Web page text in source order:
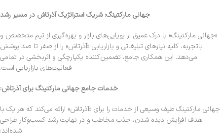
جهانی مارکتینگ: شریک استراتژیک آذرتاش در مسیر رشد
«جهانی مارکتینگ» با درک عمیق از پویایی‌های بازار و بهره‌گیری از تیم متخصص و
باتجربه، کلیه نیازهای تبلیغاتی و بازاریابی «آذرتاش» را از صفر تا صد پوشش
می‌دهد. این همکاری جامع، تضمین‌کننده یکپارچگی و اثربخشی در تمامی
فعالیت‌های بازاریابی است.
خدمات جامع جهانی مارکتینگ برای آذرتاش:
جهانی مارکتینگ طیف وسیعی از خدمات را برای «آذرتاش» ارائه می‌کند که هر یک با
هدف افزایش دیده شدن، جذب مخاطب و در نهایت رشد کسب‌وکار طراحی
شده‌اند: